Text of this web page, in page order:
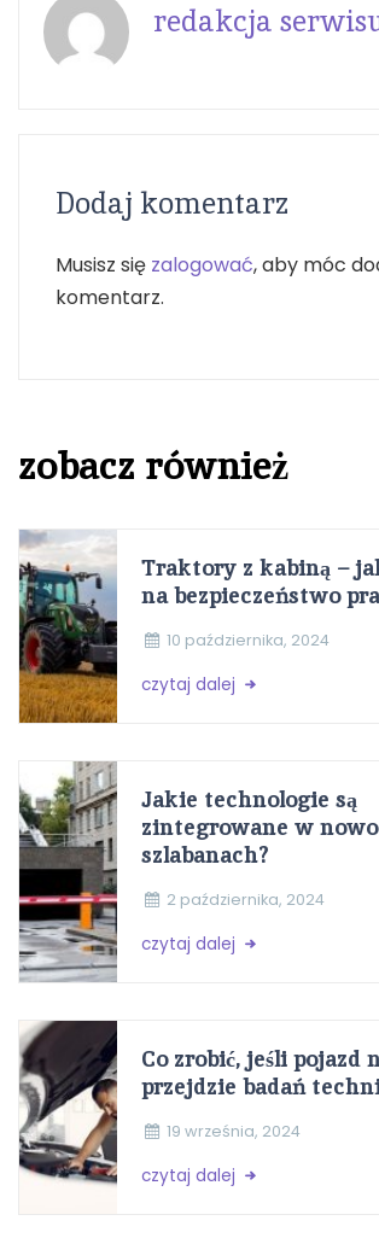
redakcja
Dodaj komentarz
Musisz się zalogować, aby móc
komentarz.
zobacz również
Traktory z kabiną –
na bezpieczeństwo
10 października, 2024
czytaj dalej
Jakie technologie są
zintegrowane w
szlabanach?
2 października, 2024
czytaj dalej
Co zrobić, jeśli pojazd
przejdzie badań
19 września, 2024
czytaj dalej